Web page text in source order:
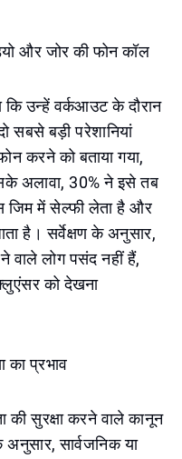
और जोर की फोन कॉल
कि उन्हें वर्कआउट के दौरान
सबसे बड़ी परेशानियां
करने को बताया गया,
अलावा, 30% ने इसे तब
जिम में सेल्फी लेता है और
है। सर्वेक्षण के अनुसार,
वाले लोग पसंद नहीं हैं,
को देखना
का प्रभाव
की सुरक्षा करने वाले कानून
सार्वजनिक या